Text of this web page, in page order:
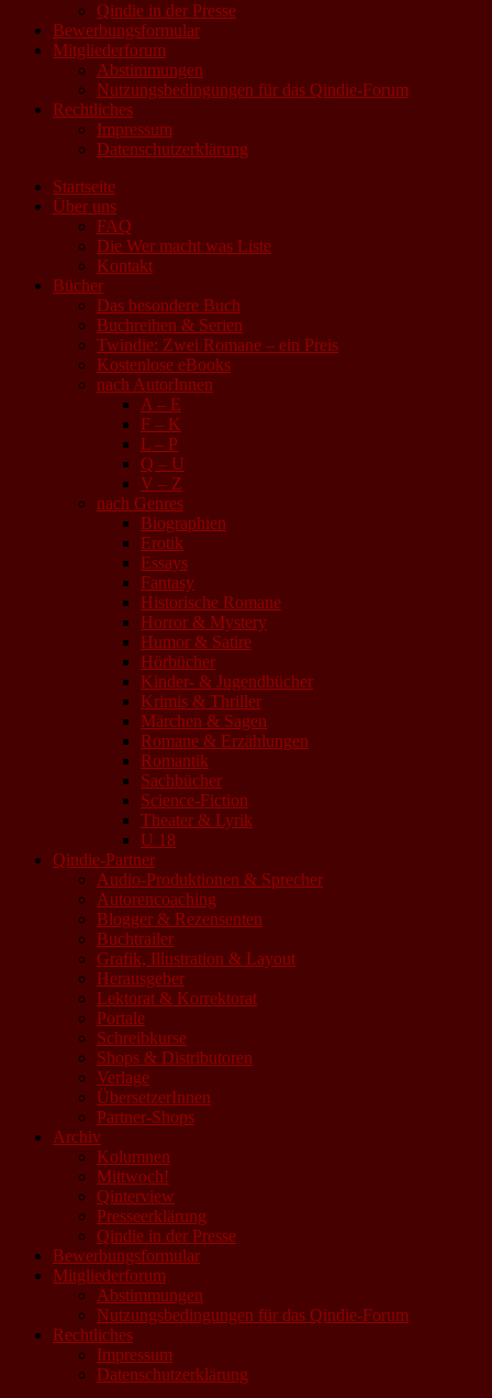
Qindie in der Presse
Bewerbungsformular
Mitgliederforum
Abstimmungen
Nutzungsbedingungen für das Qindie-Forum
Rechtliches
Impressum
Datenschutzerklärung
Startseite
Über uns
FAQ
Die Wer macht was Liste
Kontakt
Bücher
Das besondere Buch
Buchreihen & Serien
Twindie: Zwei Romane – ein Preis
Kostenlose eBooks
nach AutorInnen
A – E
F – K
L – P
Q – U
V – Z
nach Genres
Biographien
Erotik
Essays
Fantasy
Historische Romane
Horror & Mystery
Humor & Satire
Hörbücher
Kinder- & Jugendbücher
Krimis & Thriller
Märchen & Sagen
Romane & Erzählungen
Romantik
Sachbücher
Science-Fiction
Theater & Lyrik
U 18
Qindie-Partner
Audio-Produktionen & Sprecher
Autorencoaching
Blogger & Rezensenten
Buchtrailer
Grafik, Illustration & Layout
Herausgeber
Lektorat & Korrektorat
Portale
Schreibkurse
Shops & Distributoren
Verlage
ÜbersetzerInnen
Partner-Shops
Archiv
Kolumnen
Mittwoch!
Qinterview
Presseerklärung
Qindie in der Presse
Bewerbungsformular
Mitgliederforum
Abstimmungen
Nutzungsbedingungen für das Qindie-Forum
Rechtliches
Impressum
Datenschutzerklärung